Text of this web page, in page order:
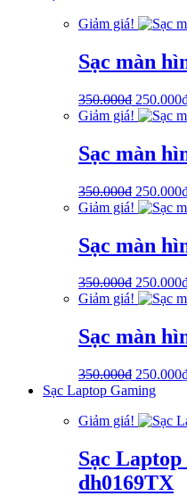
Giảm giá!
Sạc màn
350.000₫ Giá
gốc
250.000
Giảm giá!
Sạc màn
350.000₫ Giá
gốc
250.000
Giảm giá!
Sạc màn
350.000₫ Giá
gốc
250.000
Giảm giá!
Sạc màn
350.000₫ Giá
gốc
250.000
Sạc Laptop Gaming
Giảm giá!
Sạc
dh0169TX